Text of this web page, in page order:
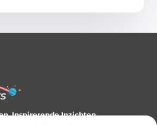
Inspirerende Inzichten.